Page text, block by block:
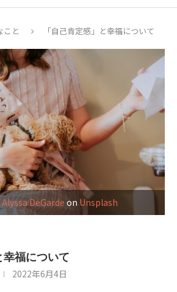
こと 「自己肯定感」と幸福について
Alyssa DeGarde on Unsplash
幸福について
2022年6月4日